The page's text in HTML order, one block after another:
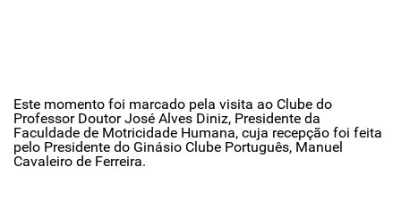
Este momento foi marcado pela visita ao Clube do
Professor Doutor José Alves Diniz, Presidente da
Faculdade de Motricidade Humana, cuja recepção foi feita
pelo Presidente do Ginásio Clube Português, Manuel
Cavaleiro de Ferreira.